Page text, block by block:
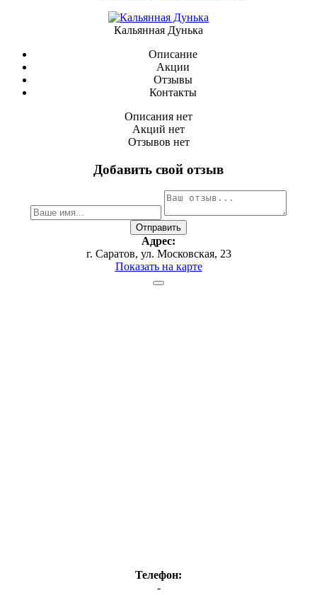
Кальянная Дунька
Описание
Акции
Отзывы
Контакты
Описания нет
Акций нет
Отзывов нет
Добавить свой отзыв
Адрес:
г. Саратов, ул. Московская, 23
Показать на карте
Телефон:
-